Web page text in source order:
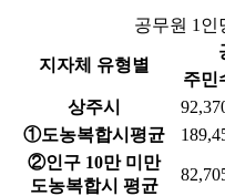
공무원 1인
지자체 유형별
주민
상주시
①도농복합시평균
②인구 10만 미만
도농복합시 평균